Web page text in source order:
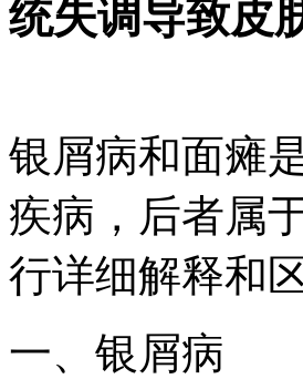
统失调导致皮
银屑病和面瘫
疾病，后者属
行详细解释和区
一、银屑病